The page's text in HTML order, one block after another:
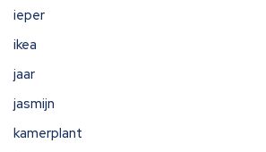
ieper
ikea
jaar
jasmijn
kamerplant